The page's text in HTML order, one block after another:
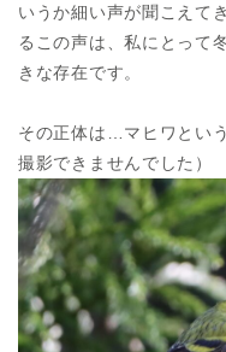
いうか細い声が聞こえて
るこの声は、私にとって
きな存在です。
その正体は…マヒワとい
撮影できませんでした）